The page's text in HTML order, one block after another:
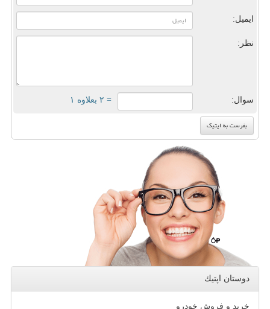
ایمیل:
نظر:
سوال: = ۲ بعلاوه ۱
دوستان اپتیك
خرید و فروش خودرو